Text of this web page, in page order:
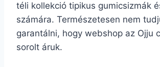
téli kollekció tipikus gumicsizmák
számára. Természetesen nem
garantálni, hogy webshop az Ojju
sorolt áruk.